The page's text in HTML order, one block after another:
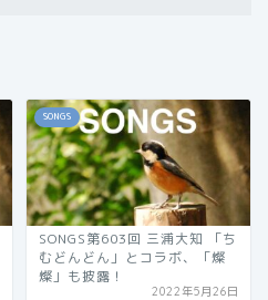
SONGS
SONGS第603回 三浦大知 「ち
むどんどん」とコラボ、「燦
燦」も披露！
2022年5月26日